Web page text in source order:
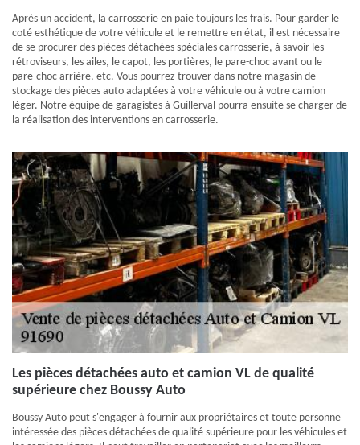
Après un accident, la carrosserie en paie toujours les frais. Pour garder le
coté esthétique de votre véhicule et le remettre en état, il est nécessaire
de se procurer des pièces détachées spéciales carrosserie, à savoir les
rétroviseurs, les ailes, le capot, les portières, le pare-choc avant ou le
pare-choc arrière, etc. Vous pourrez trouver dans notre magasin de
stockage des pièces auto adaptées à votre véhicule ou à votre camion
léger. Notre équipe de garagistes à Guillerval pourra ensuite se charger de
la réalisation des interventions en carrosserie.
Les pièces détachées auto et camion VL de qualité
supérieure chez Boussy Auto
Boussy Auto peut s'engager à fournir aux propriétaires et toute personne
intéressée des pièces détachées de qualité supérieure pour les véhicules et